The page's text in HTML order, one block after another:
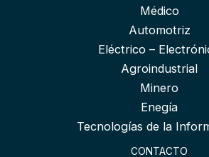
Médico
Automotriz
Eléctrico –
Agroindustrial
Minero
Enegía
Tecnologías de la
CONTACTO